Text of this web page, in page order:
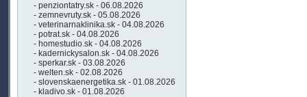
- penziontatry.sk - 06.08.2026
- zemnevruty.sk - 05.08.2026
- veterinarnaklinika.sk - 04.08.2026
- potrat.sk - 04.08.2026
- homestudio.sk - 04.08.2026
- kadernickysalon.sk - 04.08.2026
- sperkar.sk - 03.08.2026
- welten.sk - 02.08.2026
- slovenskaenergetika.sk - 01.08.2026
- kladivo.sk - 01.08.2026